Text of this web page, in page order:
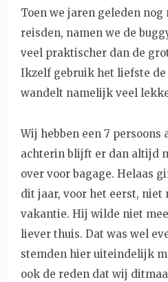
Toen we jaren geleden
reisden, namen we de
veel praktischer dan de
Ikzelf gebruik het liefste
wandelt namelijk veel
Wij hebben een 7
achterin blijft er dan altijd
over voor bagage. Helaas
dit jaar, voor het eerst, niet
vakantie. Hij wilde niet
liever thuis. Dat was wel
stemden hier uiteindelijk
ook de reden dat wij